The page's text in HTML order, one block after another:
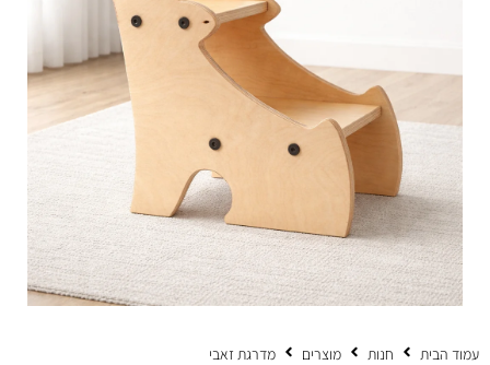
עמוד הבית חנות מוצרים מדרגת זאבי